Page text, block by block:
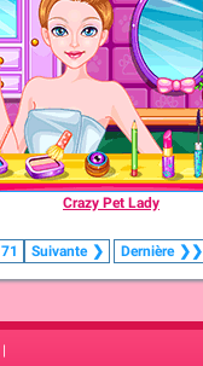
Crazy Pet Lady
71 Suivante ❯ Dernière ❯❯
|